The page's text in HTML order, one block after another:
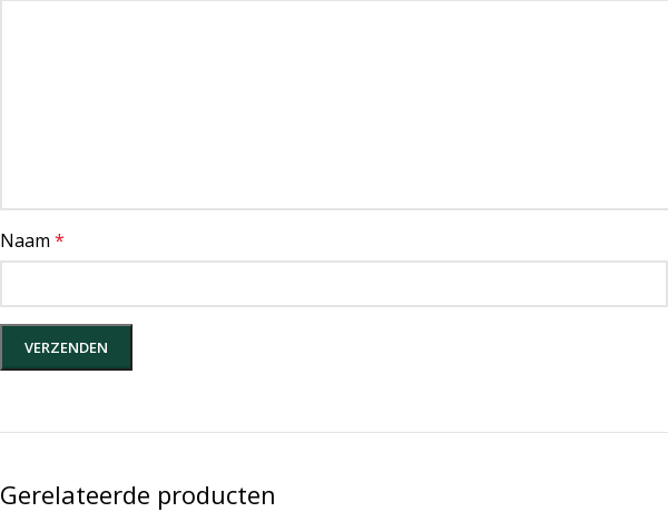
Naam *
Gerelateerde producten